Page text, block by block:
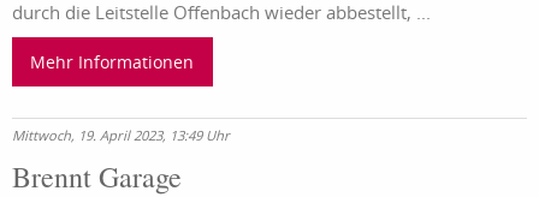
durch die Leitstelle Offenbach wieder abbestellt, ...
Mehr Informationen
Mittwoch, 19. April 2023, 13:49 Uhr
Brennt Garage